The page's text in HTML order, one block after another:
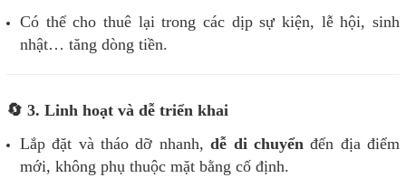
Có thể cho thuê lại trong các dịp sự kiện, lễ hội, sinh
nhật… tăng dòng tiền.
🔄 3. Linh hoạt và dễ triển khai
Lắp đặt và tháo dỡ nhanh,dễ di chuyển đến địa điểm
mới, không phụ thuộc mặt bằng cố định.